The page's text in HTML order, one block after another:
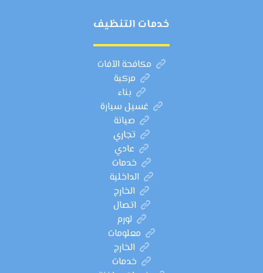
خدمات التنظيف
مكافحة الآفات
مركبة
بناء
غسيل سيارة
صيانة
تجاري
عادي
خدمات
الداخلية
الخارج
اتصال
لورم
معلومات
الخارج
خدمات